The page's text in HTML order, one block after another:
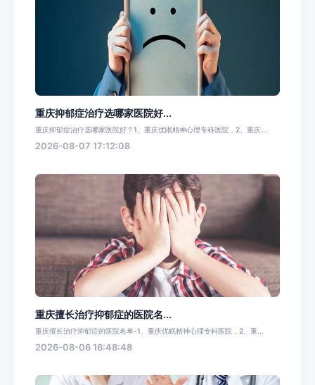
重庆抑郁症治疗选哪家医院好...
重庆抑郁症治疗选哪家医院好？1、重庆优眠精神心理专科医院，2、重庆...
2026-08-07 17:12:08
重庆擅长治疗抑郁症的医院名...
重庆擅长治疗抑郁症的医院名单-1、重庆优眠精神心理专科医院，2、重...
2026-08-06 16:48:48